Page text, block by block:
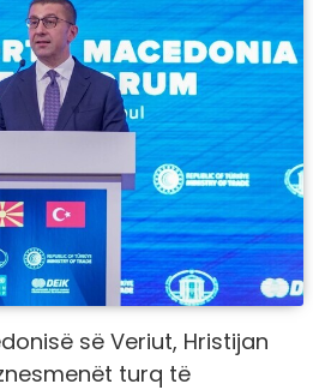
së Veriut, Hristijan
turq të